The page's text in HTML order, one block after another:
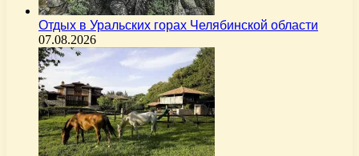
Отдых в Уральских горах Челябинской области
07.08.2026